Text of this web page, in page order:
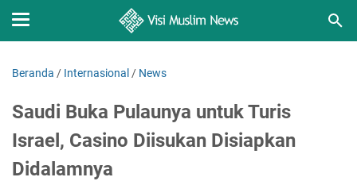
Beranda / Internasional / News
Saudi Buka Pulaunya untuk Turis
Israel, Casino Diisukan Disiapkan
Didalamnya